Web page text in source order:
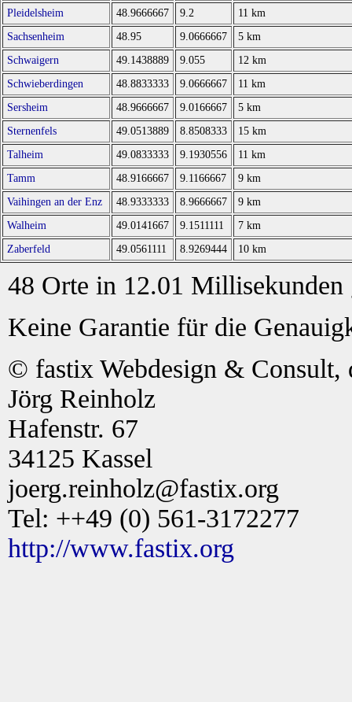
Pleidelsheim
48.9666667 9.2
11 km
Sachsenheim
48.95 9.0666667
5 km
Schwaigern
49.1438889 9.055
12 km
Schwieberdingen
48.8833333 9.0666667
11 km
Sersheim
48.9666667 9.0166667
5 km
Sternenfels
49.0513889 8.8508333
15 km
Talheim
49.0833333 9.1930556
11 km
Tamm
48.9166667 9.1166667
9 km
Vaihingen an der Enz
48.9333333 8.9666667
9 km
Walheim
49.0141667 9.1511111
7 km
Zaberfeld
49.0561111 8.9269444 10 km
48 Orte in 12.01 Millisekunden
Keine Garantie für die
© fastix Webdesign & Consult,
Jörg Reinholz
Hafenstr. 67
34125 Kassel
joerg.reinholz@fastix.org
Tel: ++49 (0) 561-3172277
http://www.fastix.org